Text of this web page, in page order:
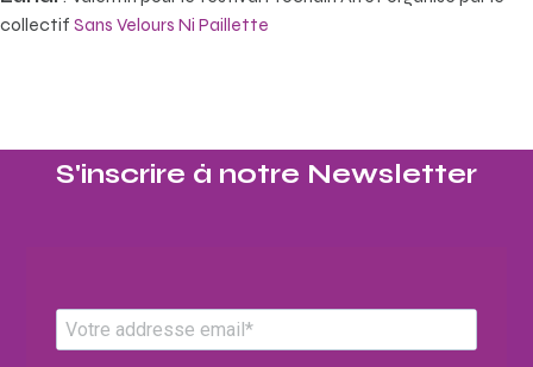
collectif Sans Velours Ni Paillette
S'inscrire à notre Newsletter​